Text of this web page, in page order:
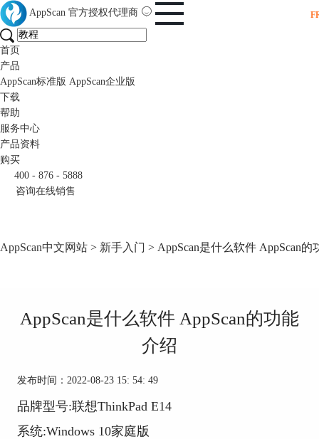
AppScan 官方授权代理商
首页
产品
AppScan标准版 AppScan企业版
下载
帮助
服务中心
产品资料
购买
400 - 876 - 5888
咨询在线销售
AppScan中文网站 > 新手入门 > AppScan是什么软件 AppScan的
AppScan是什么软件 AppScan的功能
介绍
发布时间：2022-08-23 15: 54: 49
品牌型号:联想ThinkPad E14
系统:Windows 10家庭版